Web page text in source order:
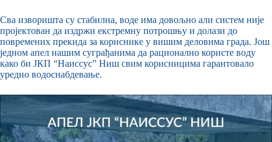
Сва изворишта су стабилна, воде има довољно али систем није
пројектован да издржи екстремну потрошњу и долази до
повремених прекида за кориснике у вишим деловима града. Још
једном апел нашим суграђанима да рационално користе воду
како би ЈКП “Наиссус” Ниш свим корисницима гарантовало
уредно водоснабдевање.